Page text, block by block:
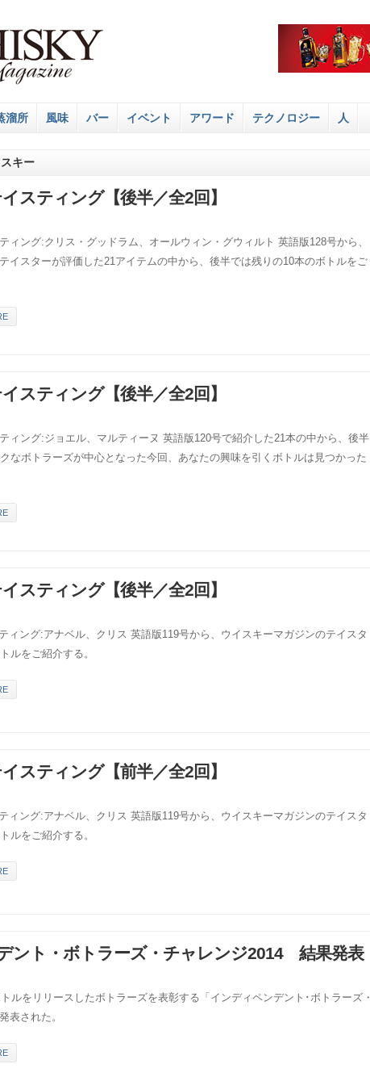
溜所 風味 バー イベント アワード テクノロジー 人
キー
スティング【後半／全2回】
ィング:クリス・グッドラム、オールウィン・グウィルト 英語版128号から、
イスターが評価した21アイテムの中から、後半では残りの10本のボトルをご
スティング【後半／全2回】
ィング:ジョエル、マルティーヌ 英語版120号で紹介した21本の中から、後半
なボトラーズが中心となった今回、あなたの興味を引くボトルは見つかった
スティング【後半／全2回】
ィング:アナベル、クリス 英語版119号から、ウイスキーマガジンのテイスタ
ルをご紹介する。
スティング【前半／全2回】
ィング:アナベル、クリス 英語版119号から、ウイスキーマガジンのテイスタ
ルをご紹介する。
ント・ボトラーズ・チャレンジ2014 結果発表
ルをリリースしたボトラーズを表彰する「インディペンデント･ボトラーズ・
表された。